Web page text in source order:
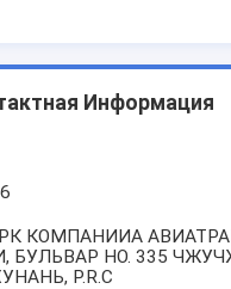
Информация
КОМПАНИИА
БУЛЬВАР НО. 335
P.R.C